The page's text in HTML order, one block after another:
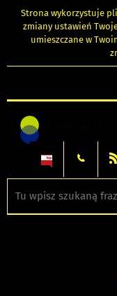
Strona wykorzystuje
zmiany ustawień
umieszczane w